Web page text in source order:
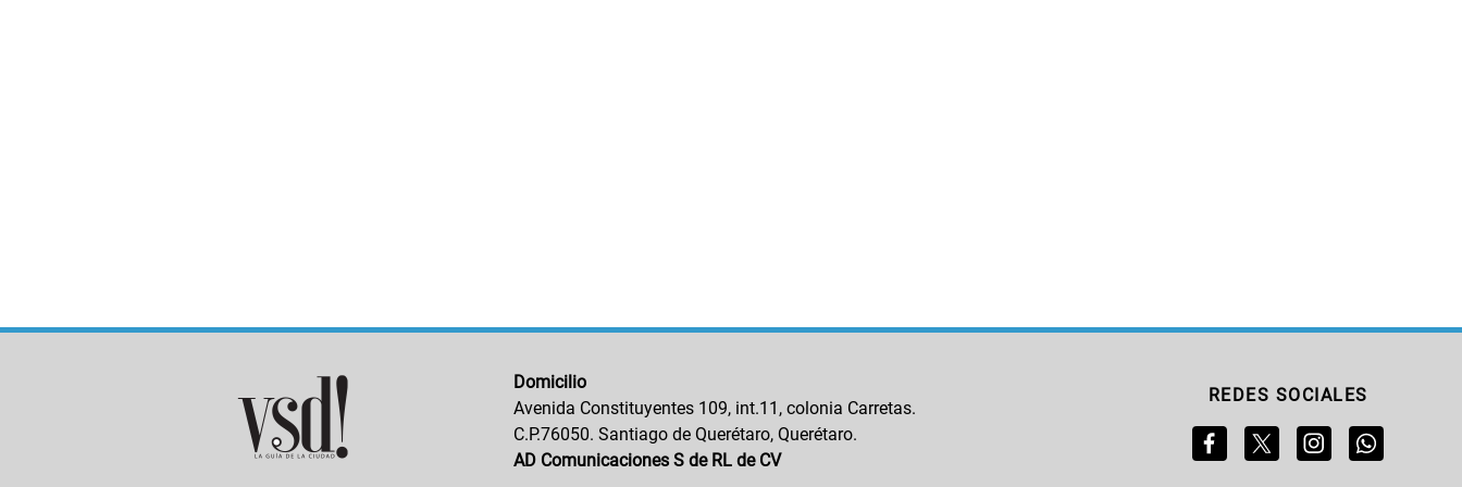
Domicilio
Avenida Constituyentes 109, int.11, colonia Carretas.
C.P.76050. Santiago de Querétaro, Querétaro.
AD Comunicaciones S de RL de CV
REDES SOCIALES